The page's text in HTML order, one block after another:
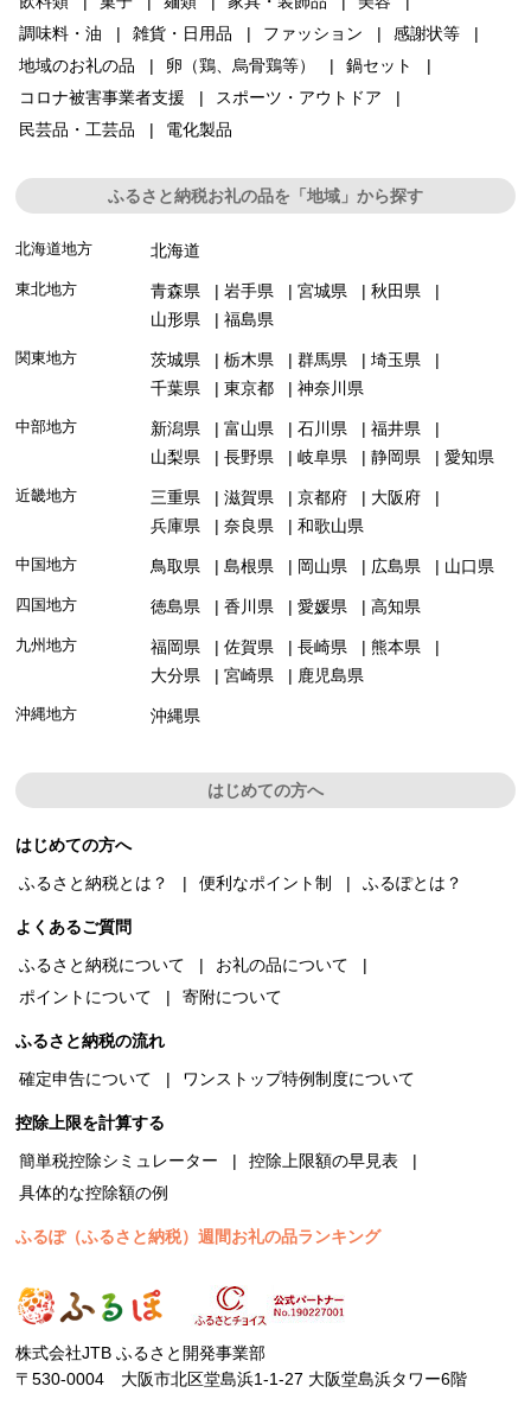
調味料・油
雑貨・日用品 ファッション
感謝状等
地域のお礼の品
卵（鶏、烏骨鶏等）
鍋セット
コロナ被害事業者支援
スポーツ・アウトドア
民芸品・工芸品
電化製品
ふるさと納税お礼の品を「地域」から探す
北海道地方 北海道
東北地方 青森県 岩手県 宮城県
秋田県
山形県
福島県
関東地方 茨城県 栃木県 群馬県
埼玉県
千葉県
東京都 神奈川県
中部地方 新潟県 富山県 石川県
福井県
山梨県
長野県 岐阜県 静岡県 愛知県
近畿地方 三重県 滋賀県 京都府
大阪府
兵庫県
奈良県 和歌山県
中国地方 鳥取県 島根県 岡山県 広島県 山口県
四国地方 徳島県 香川県 愛媛県 高知県
九州地方 福岡県 佐賀県 長崎県
熊本県
大分県
宮崎県 鹿児島県
沖縄地方 沖縄県
はじめての方へ
はじめての方へ
ふるさと納税とは？
便利なポイント制 ふるぽとは？
よくあるご質問
ふるさと納税について
お礼の品について
ポイントについて
寄附について
ふるさと納税の流れ
確定申告について
ワンストップ特例制度について
控除上限を計算する
簡単税控除シミュレーター
控除上限額の早見表
具体的な控除額の例
ふるぽ（ふるさと納税）週間お礼の品ランキング
株式会社JTB ふるさと開発事業部
〒530-0004 大阪市北区堂島浜1-1-27 大阪堂島浜タワー6階